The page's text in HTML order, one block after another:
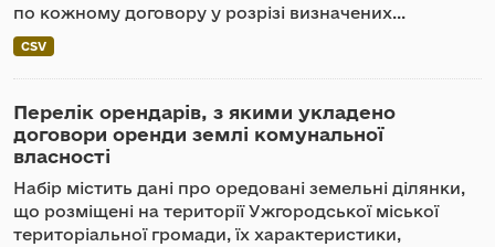
по кожному договору у розрізі визначених...
CSV
Перелік орендарів, з якими укладено
договори оренди землі комунальної
власності
Набір містить дані про оредовані земельні ділянки,
що розміщені на території Ужгородської міської
територіальної громади, їх характеристики,